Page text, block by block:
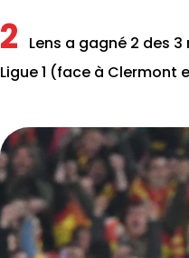
2
Lens a gagné 2 des
Ligue 1 (face à Clermont